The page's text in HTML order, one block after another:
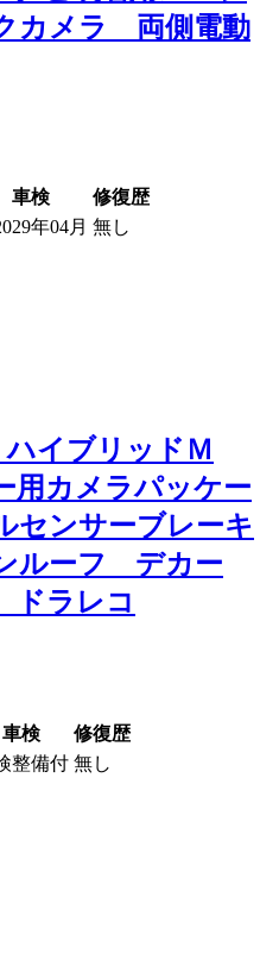
カメラ 両側電動
車検
修復歴
年04月 無し
イブリッドＭ
用カメラパッケー
ンサーブレーキ
ルーフ デカー
ラレコ
車検
修復歴
整備付 無し